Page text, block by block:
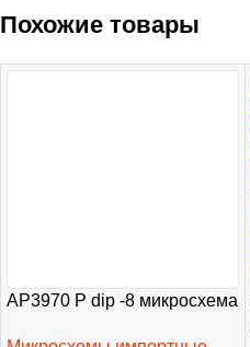
Похожие товары
AP3970 P dip -8 микросхема